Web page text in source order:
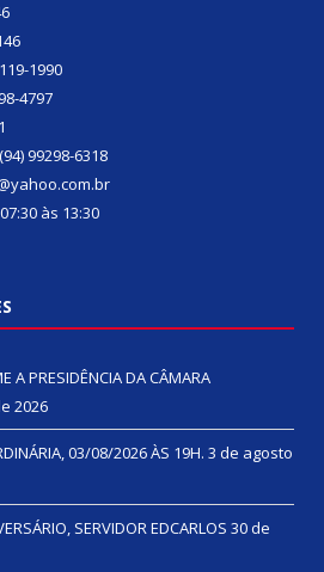
1990
4797
99298-6318
às 13:30
A PRESIDÊNCIA DA CÂMARA
2026
03/08/2026 ÀS 19H. 3 de agosto
SERVIDOR EDCARLOS 30 de